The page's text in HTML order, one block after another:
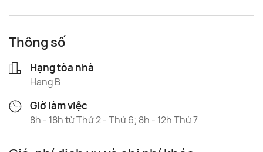
Thông số
Hạng tòa nhà
Hạng B
Giờ làm việc
8h - 18h từ Thứ 2 - Thứ 6; 8h - 12h Thứ 7